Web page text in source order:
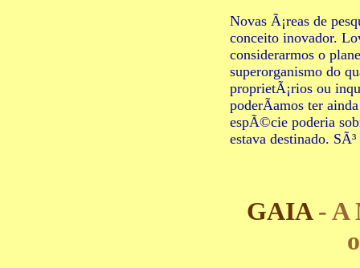
Novas Ã¡reas de
conceito inovador.
considerarmos o
superorganismo do
proprietÃ¡rios ou
poderÃ­amos ter
espÃ©cie poderia
estava destinado.
GAIA- A